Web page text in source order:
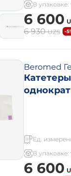
В упаковке:
6 600
6 930UZS -
Beromed
Ед.
В упаковке:
6 600